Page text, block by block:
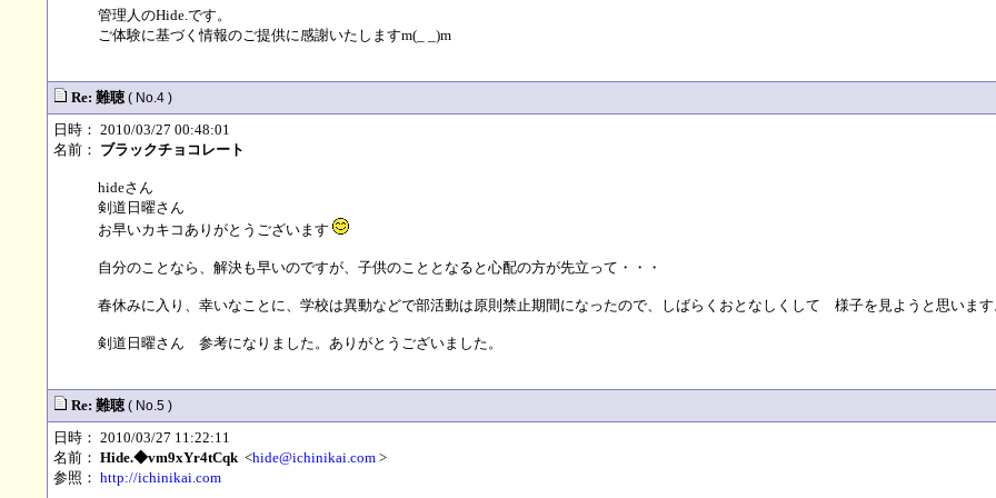
管理人のHide.です。
ご体験に基づく情報のご提供に感謝いたしますm(_ _)m
Re: 難聴 ( No.4 )
日時： 2010/03/27 00:48:01
名前： ブラックチョコレート
hideさん
剣道日曜さん
お早いカキコありがとうございます
自分のことなら、解決も早いのですが、子供のこととなると心配の方が先立って・・・
春休みに入り、幸いなことに、学校は異動などで部活動は原則禁止期間になったので、しばらくおとなしくして 様子を見ようと思います
剣道日曜さん 参考になりました。ありがとうございました。
Re: 難聴 ( No.5 )
日時： 2010/03/27 11:22:11
名前： Hide.◆vm9xYr4tCqk<hide@ichinikai.com >
参照： http://ichinikai.com